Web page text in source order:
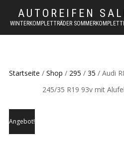
AUTOREIFEN
WINTERKOMPLETTRÄDER
Startseite / Shop / 295 / 35 / Audi
245/35 R19 93v mit
Angebot!